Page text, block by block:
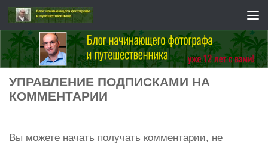
Перейти к содержимому
УПРАВЛЕНИЕ ПОДПИСКАМИ НА
КОММЕНТАРИИ
Вы можете начать получать комментарии, не